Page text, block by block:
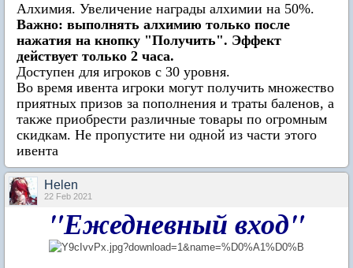
Алхимия. Увеличение награды алхимии на 50%.
Важно: выполнять алхимию только после
нажатия на кнопку "Получить". Эффект
действует только 2 часа.
Доступен для игроков с 30 уровня.
Во время ивента игроки могут получить множество
приятных призов за пополнения и траты баленов, а
также приобрести различные товары по огромным
скидкам. Не пропустите ни одной из части этого
ивента
Нelen
22 Feb 2021
"Ежедневный вход"